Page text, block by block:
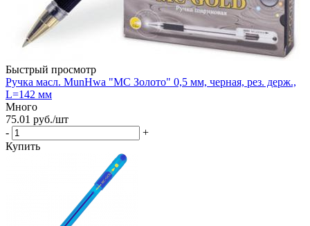
Быстрый просмотр
Ручка масл. MunHwa "MC Золото" 0,5 мм, черная, рез. держ.,
L=142 мм
Много
75.01 руб./шт
-
+
Купить